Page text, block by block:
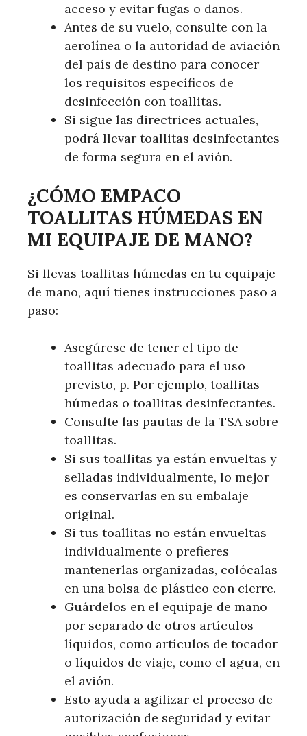
acceso y evitar fugas o daños.
Antes de su vuelo, consulte con la
aerolínea o la autoridad de aviación
del país de destino para conocer
los requisitos específicos de
desinfección con toallitas.
Si sigue las directrices actuales,
podrá llevar toallitas desinfectantes
de forma segura en el avión.
¿CÓMO EMPACO
TOALLITAS HÚMEDAS EN
MI EQUIPAJE DE MANO?
Si llevas toallitas húmedas en tu equipaje
de mano, aquí tienes instrucciones paso a
paso:
Asegúrese de tener el tipo de
toallitas adecuado para el uso
previsto, p. Por ejemplo, toallitas
húmedas o toallitas desinfectantes.
Consulte las pautas de la TSA sobre
toallitas.
Si sus toallitas ya están envueltas y
selladas individualmente, lo mejor
es conservarlas en su embalaje
original.
Si tus toallitas no están envueltas
individualmente o prefieres
mantenerlas organizadas, colócalas
en una bolsa de plástico con cierre.
Guárdelos en el equipaje de mano
por separado de otros artículos
líquidos, como artículos de tocador
o líquidos de viaje, como el agua, en
el avión.
Esto ayuda a agilizar el proceso de
autorización de seguridad y evitar